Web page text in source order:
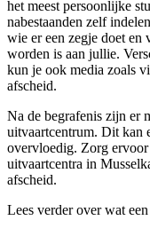
het meest persoonlijke
nabestaanden zelf
wie er een zegje doet en
worden is aan jullie.
kun je ook media zoals
afscheid.
Na de begrafenis zijn er
uitvaartcentrum. Dit kan
overvloedig. Zorg
uitvaartcentra in
afscheid.
Lees verder over wat een